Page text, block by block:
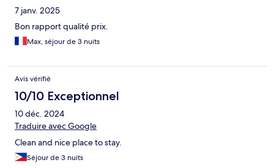
7 janv. 2025
Bon rapport qualité prix.
Max, séjour de 3 nuits
Avis vérifié
10/10 Exceptionnel
10 déc. 2024
Traduire avec Google
Clean and nice place to stay.
Séjour de 3 nuits